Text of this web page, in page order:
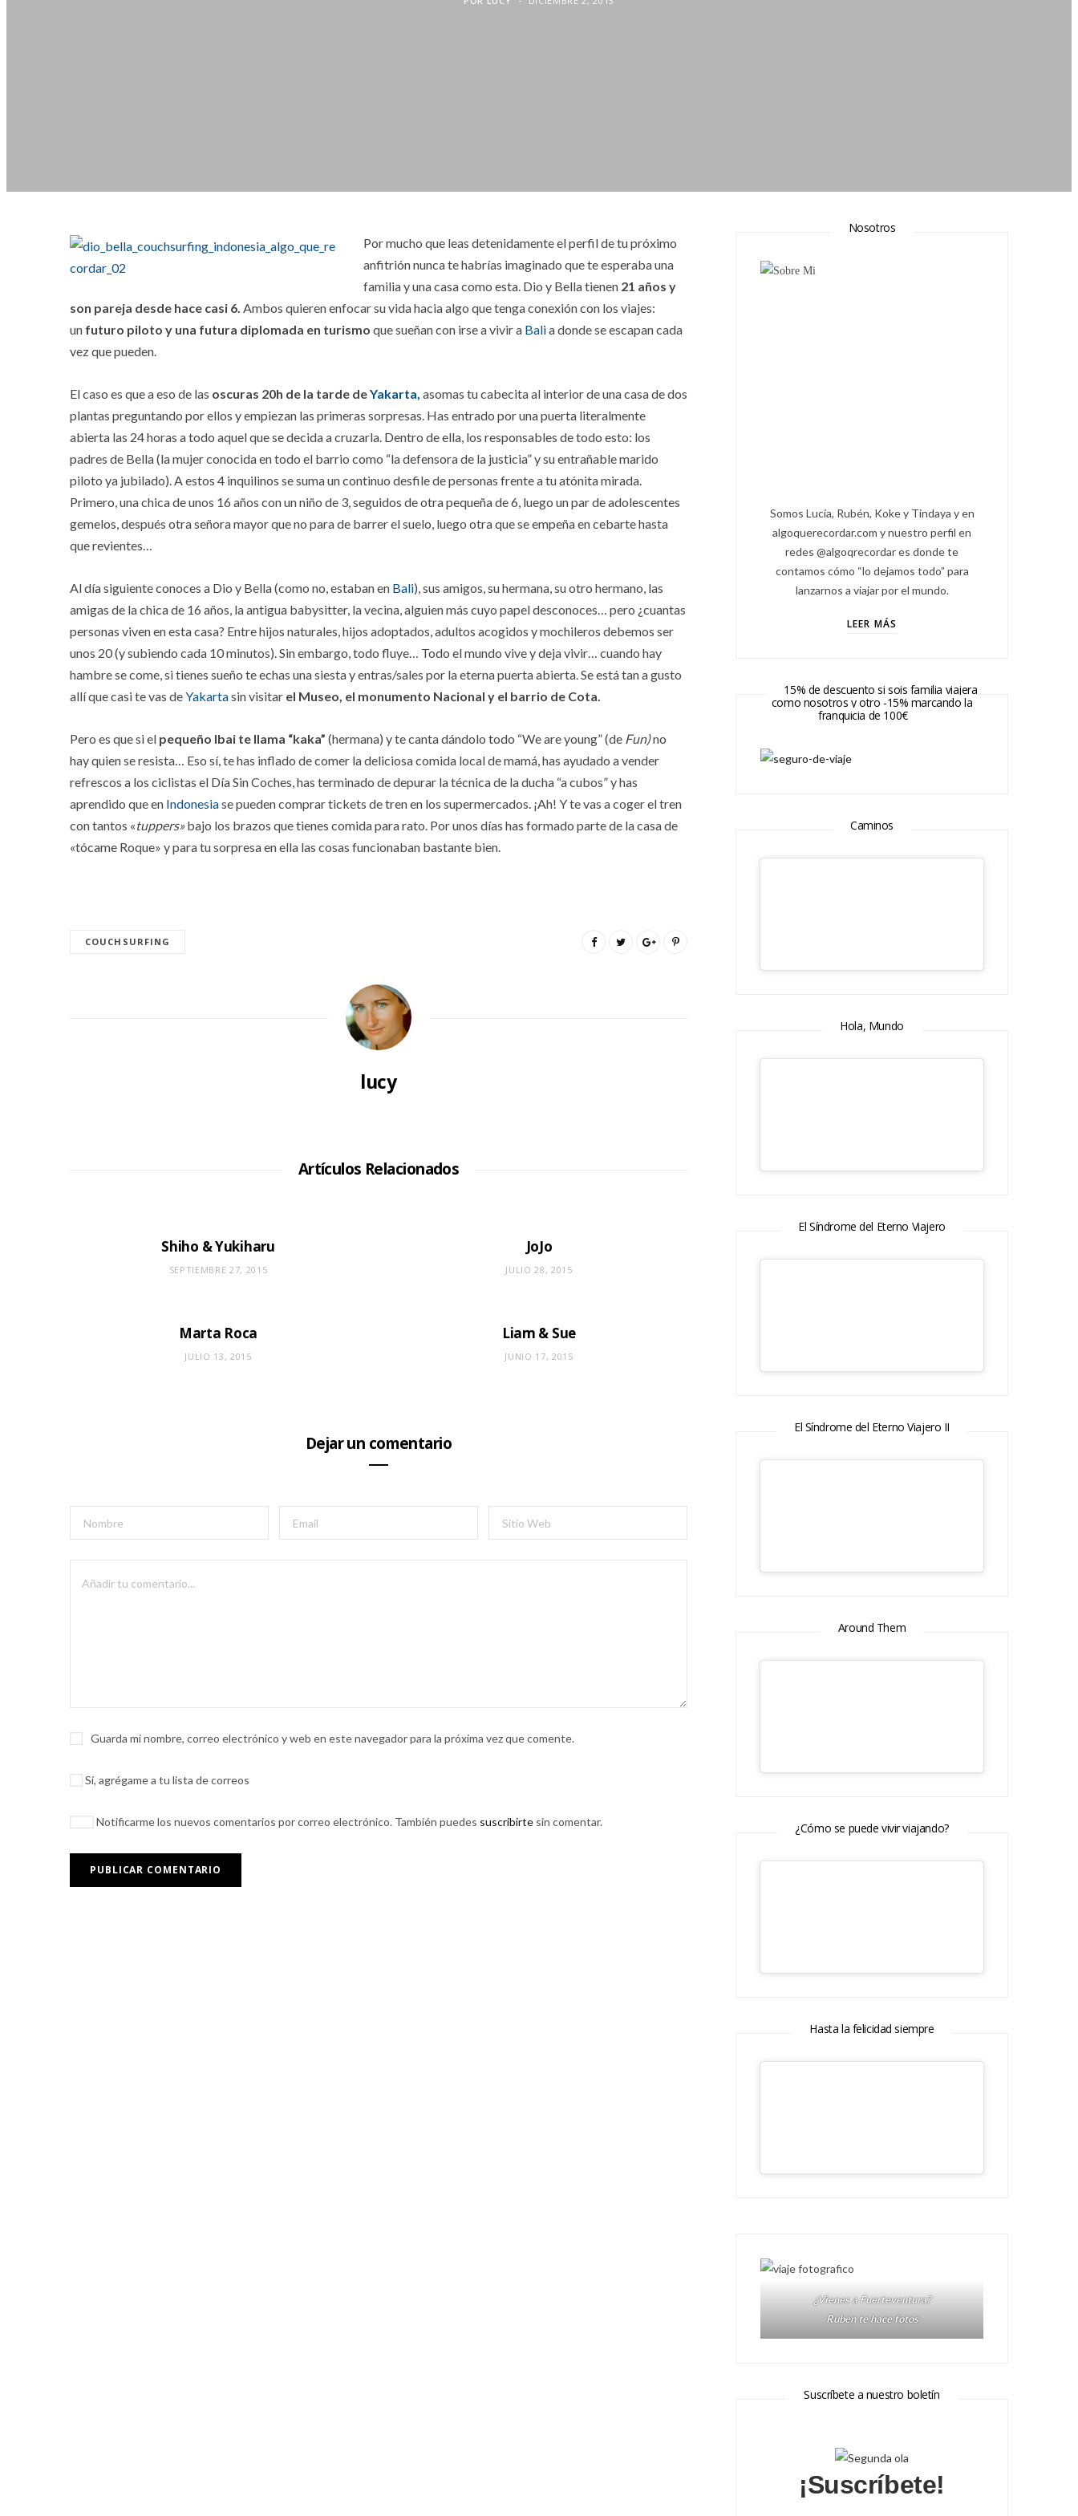
Pormucho que leas detenidamente el perfil de tu próximo
anfitrión nunca te habrías imaginado que te esperaba una
familia y una casa como esta. Dio y Bella tienen 21 años y
son pareja desde hace casi 6. Ambos quieren enfocar su vida hacia algo que tenga conexión con los viajes:
un futuro piloto y una futura diplomada en turismo que sueñan con irse a vivir a Balia donde se escapan cada
vez que pueden.
El caso es que a eso de las oscuras 20h de la tarde deYakarta, asomas tu cabecita al interior de una casa de dos
plantas preguntando por ellos y empiezan las primeras sorpresas. Has entrado por una puerta literalmente
abierta las 24 horas a todo aquel que se decida a cruzarla. Dentro de ella, los responsables de todo esto: los
padres de Bella (la mujer conocida en todo el barrio como “la defensora de la justicia” y su entrañable marido
piloto ya jubilado). A estos 4 inquilinos se suma un continuo desfile de personas frente a tu atónita mirada.
Primero, una chica de unos 16 años con un niño de 3, seguidos de otra pequeña de 6, luego un par de adolescentes
gemelos, después otra señora mayor que no para de barrer el suelo, luego otra que se empeña en cebarte hasta
que revientes…
Al día siguiente conoces a Dio y Bella (como no, estaban en Bali), sus amigos, su hermana, su otro hermano, las
amigas de la chica de 16 años, la antigua babysitter, la vecina, alguien más cuyo papel desconoces… pero ¿cuantas
personas viven en esta casa? Entre hijos naturales, hijos adoptados, adultos acogidos y mochileros debemos ser
unos 20 (y subiendo cada 10 minutos). Sin embargo, todo fluye… Todo el mundo vive y deja vivir… cuando hay
hambre se come, si tienes sueño te echas una siesta y entras/sales por la eterna puerta abierta. Se está tan a gusto
allí que casi te vas deYakartasin visitar el Museo, el monumento Nacional y el barrio de Cota.
Pero es que si el pequeño Ibai te llama “kaka” (hermana) y te canta dándolo todo “We are young” (de Fun)no
hay quien se resista… Eso sí, te has inflado de comer la deliciosa comida local de mamá, has ayudado a vender
refrescos a los ciclistas el Día Sin Coches, has terminado de depurar la técnica de la ducha “a cubos” y has
aprendido que en Indonesiase pueden comprar tickets de tren en los supermercados. ¡Ah! Y te vas a coger el tren
con tantos «tuppers»bajo los brazos que tienes comida para rato. Por unos días has formado parte de la casa de
«tócame Roque» y para tu sorpresa en ella las cosas funcionaban bastante bien.
COUCHSURFING
lucy
Artículos Relacionados
Shiho & Yukiharu
SEPTIEMBRE 27, 2015
JoJo
JULIO 28, 2015
Marta Roca
JULIO 13, 2015
Liam & Sue
JUNIO 17, 2015
Dejar un comentario
Guarda mi nombre, correo electrónico y web en este navegador para la próxima vez que comente.
Sí, agrégame a tu lista de correos
Notificarme los nuevos comentarios por correo electrónico. También puedes suscribirte sin comentar.
Nosotros
Somos Lucía, Rubén, Koke y Tindaya y en
algoquerecordar.com y nuestro perfil en
redes @algoqrecordar es donde te
contamos cómo “lo dejamos todo” para
lanzarnos a viajar por el mundo.
LEER MÁS
15% de descuento si sois familia viajera
como nosotros y otro -15% marcando la
franquicia de 100€
Caminos
Hola, Mundo
El Síndrome del Eterno Viajero
El Síndrome del Eterno Viajero II
Around Them
¿Cómo se puede vivir viajando?
Hasta la felicidad siempre
¿Vienes a Fuerteventura?
Ruben te hace fotos
Suscríbete a nuestro boletín
¡Suscríbete!